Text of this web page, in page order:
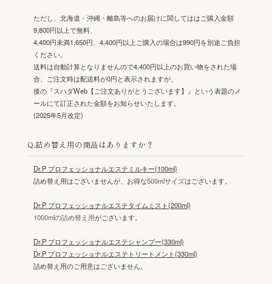
ただし、北海道・沖縄・離島等へのお届けに関してははご購入金額
9,800円以上で無料、
4,400円未満1,650円、4,400円以上ご購入の場合は990円を別途ご負担
ください。
送料は自動計算となりませんので4,400円以上のお買い物をされた場
合、ご注文時は配送料が0円と表示されますが、
後の『スハダWeb【ご注文ありがとうございます】』という表題のメ
ールにて訂正された金額をお知らせいたします。
(2025年5月改定)
Q.詰め替え用の商品はありますか？
Dr.P プロフェッショナルエステミルキー(100ml)
詰め替え用はございませんが、お得な500mlサイズはございます。
Dr.P プロフェッショナルエステタイムミスト(200ml)
1000mlの詰め替え用がございます。
Dr.P プロフェッショナルエステシャンプー(330ml)
Dr.P プロフェッショナルエステトリートメント(330ml)
詰め替え用のご用意はございません。